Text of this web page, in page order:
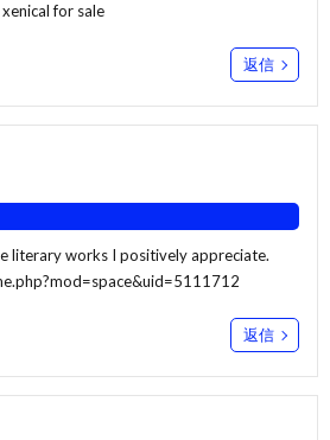
xenical for sale
返信
literary works I positively appreciate.
返信